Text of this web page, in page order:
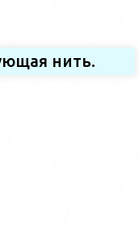
нить.